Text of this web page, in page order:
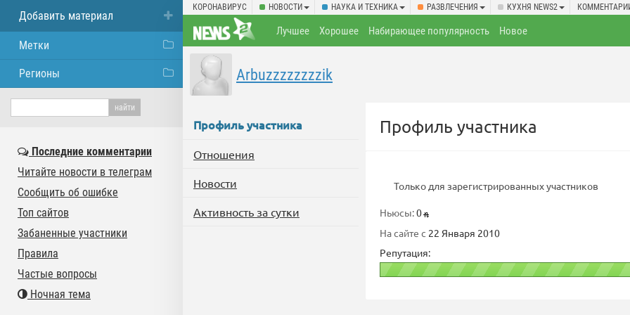
КОРОНАВИРУС НОВОСТИ НАУКА И ТЕХНИКА РАЗВЛЕЧЕНИЯ КУХНЯ NEWS2
Лучшее Хорошее Набирающее популярность Новое
Arbuzzzzzzzzik
Профиль участника
Отношения
Новости
Активность за сутки
Профиль участника
Только для зарегистрированных участников
Ньюсы:0
На сайте с 22 Января 2010
Репутация:
Добавить материал
Метки
Регионы
Последние комментарии
Читайте новости в телеграм
Сообщить об ошибке
Топ сайтов
Забаненные участники
Правила
Частые вопросы
Ночная тема